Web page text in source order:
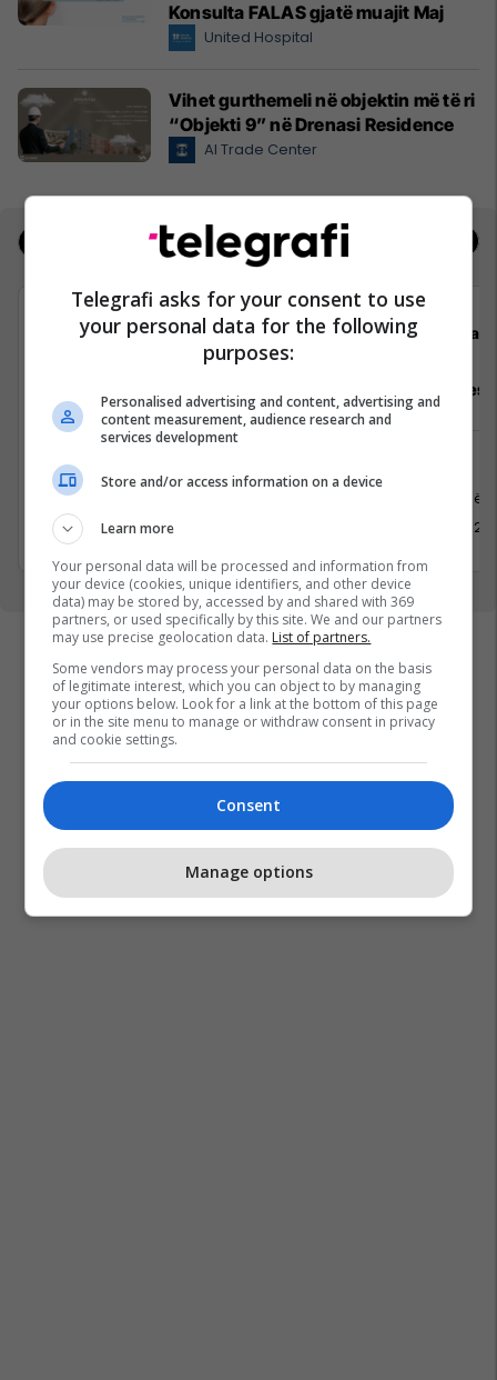
Konsulta FALAS gjatë muajit Maj
United Hospital
Vihet gurthemeli në objektin më të ri
“Objekti 9” në Drenasi Residence
Al Trade Center
Real Estate
Tarantula
Teknologji Informative - IT
Prishtinë
25 Maj 2026
Area Sales
Prishtinë
24 Maj
Telegrafi asks for your consent to use
your personal data for the following
purposes:
Personalised advertising and content, advertising and
content measurement, audience research and
services development
Store and/or access information on a device
Learn more
Your personal data will be processed and information from
your device (cookies, unique identifiers, and other device
data) may be stored by, accessed by and shared with 369
partners, or used specifically by this site. We and our partners
may use precise geolocation data. List of partners.
Some vendors may process your personal data on the basis
of legitimate interest, which you can object to by managing
your options below. Look for a link at the bottom of this page
or in the site menu to manage or withdraw consent in privacy
and cookie settings.
Consent
Manage options